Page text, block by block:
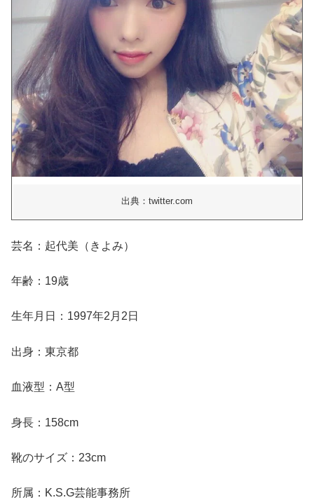
出典：twitter.com
芸名：起代美（きよみ）
年齢：19歳
生年月日：1997年2月2日
出身：東京都
血液型：A型
身長：158cm
靴のサイズ：23cm
所属：K.S.G芸能事務所